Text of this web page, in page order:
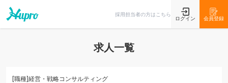
採用担当者の方はこちら
ログイン 会員登録
求人一覧
[職種]経営・戦略コンサルティング